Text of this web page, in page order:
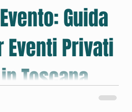
Guida
Eventi Privati
Toscana,